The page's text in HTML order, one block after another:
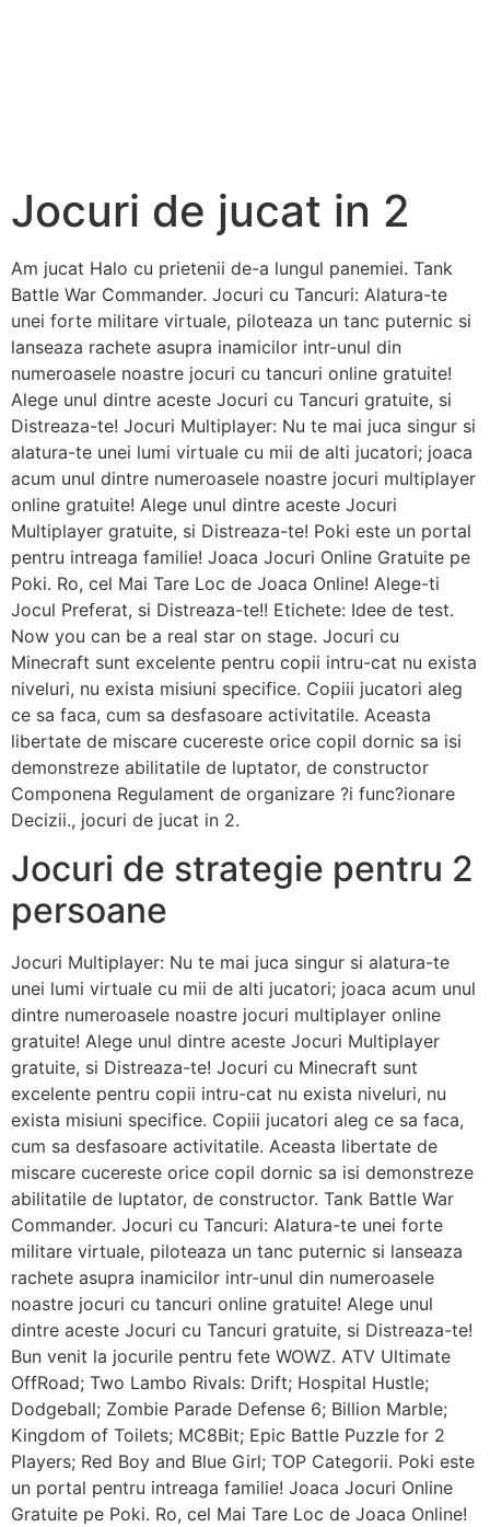
Jocuri de jucat in 2
Am jucat Halo cu prietenii de-a lungul panemiei. Tank
Battle War Commander. Jocuri cu Tancuri: Alatura-te
unei forte militare virtuale, piloteaza un tanc puternic si
lanseaza rachete asupra inamicilor intr-unul din
numeroasele noastre jocuri cu tancuri online gratuite!
Alege unul dintre aceste Jocuri cu Tancuri gratuite, si
Distreaza-te! Jocuri Multiplayer: Nu te mai juca singur si
alatura-te unei lumi virtuale cu mii de alti jucatori; joaca
acum unul dintre numeroasele noastre jocuri multiplayer
online gratuite! Alege unul dintre aceste Jocuri
Multiplayer gratuite, si Distreaza-te! Poki este un portal
pentru intreaga familie! Joaca Jocuri Online Gratuite pe
Poki. Ro, cel Mai Tare Loc de Joaca Online! Alege-ti
Jocul Preferat, si Distreaza-te!! Etichete: Idee de test.
Now you can be a real star on stage. Jocuri cu
Minecraft sunt excelente pentru copii intru-cat nu exista
niveluri, nu exista misiuni specifice. Copiii jucatori aleg
ce sa faca, cum sa desfasoare activitatile. Aceasta
libertate de miscare cucereste orice copil dornic sa isi
demonstreze abilitatile de luptator, de constructor
Componena Regulament de organizare ?i func?ionare
Decizii., jocuri de jucat in 2.
Jocuri de strategie pentru 2
persoane
Jocuri Multiplayer: Nu te mai juca singur si alatura-te
unei lumi virtuale cu mii de alti jucatori; joaca acum unul
dintre numeroasele noastre jocuri multiplayer online
gratuite! Alege unul dintre aceste Jocuri Multiplayer
gratuite, si Distreaza-te! Jocuri cu Minecraft sunt
excelente pentru copii intru-cat nu exista niveluri, nu
exista misiuni specifice. Copiii jucatori aleg ce sa faca,
cum sa desfasoare activitatile. Aceasta libertate de
miscare cucereste orice copil dornic sa isi demonstreze
abilitatile de luptator, de constructor. Tank Battle War
Commander. Jocuri cu Tancuri: Alatura-te unei forte
militare virtuale, piloteaza un tanc puternic si lanseaza
rachete asupra inamicilor intr-unul din numeroasele
noastre jocuri cu tancuri online gratuite! Alege unul
dintre aceste Jocuri cu Tancuri gratuite, si Distreaza-te!
Bun venit la jocurile pentru fete WOWZ. ATV Ultimate
OffRoad; Two Lambo Rivals: Drift; Hospital Hustle;
Dodgeball; Zombie Parade Defense 6; Billion Marble;
Kingdom of Toilets; MC8Bit; Epic Battle Puzzle for 2
Players; Red Boy and Blue Girl; TOP Categorii. Poki este
un portal pentru intreaga familie! Joaca Jocuri Online
Gratuite pe Poki. Ro, cel Mai Tare Loc de Joaca Online!